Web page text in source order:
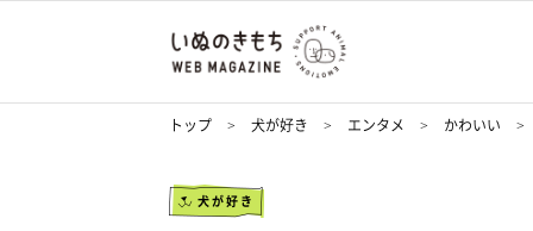
トップ 犬が好き エンタメ かわいい
犬が好き